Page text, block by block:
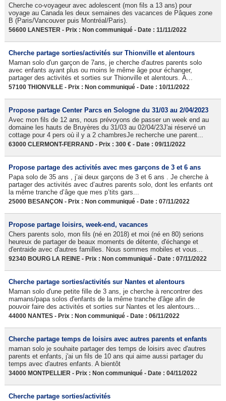
Cherche co-voyageur avec adolescent (mon fils a 13 ans) pour
voyage au Canada les deux semaines des vacances de Pâques zone
B (Paris/Vancouver puis Montréal/Paris).
56600 LANESTER - Prix : Non communiqué - Date : 11/11/2022
Cherche partage sorties/activités sur Thionville et alentours
Maman solo d'un garçon de 7ans, je cherche d'autres parents solo
avec enfants ayant plus ou moins le même âge pour échanger,
partager des activités et sorties sur Thionville et alentours. À...
57100 THIONVILLE - Prix : Non communiqué - Date : 10/11/2022
Propose partage Center Parcs en Sologne du 31/03 au 2/04/2023
Avec mon fils de 12 ans, nous prévoyons de passer un week end au
domaine les hauts de Bruyères du 31/03 au 02/04/23J'ai réservé un
cottage pour 4 pers où il y a 2 chambresJe recherche une parent...
63000 CLERMONT-FERRAND - Prix : 300 € - Date : 09/11/2022
Propose partage des activités avec mes garçons de 3 et 6 ans
Papa solo de 35 ans , j’ai deux garçons de 3 et 6 ans . Je cherche à
partager des activités avec d’autres parents solo, dont les enfants ont
la même tranche d’âge que mes p’tits gars...
25000 BESANÇON - Prix : Non communiqué - Date : 07/11/2022
Propose partage loisirs, week-end, vacances
Chers parents solo, mon fils (né en 2018) et moi (né en 80) serions
heureux de partager de beaux moments de détente, d'échange et
d'entraide avec d'autres familles. Nous sommes mobiles et vous...
92340 BOURG LA REINE - Prix : Non communiqué - Date : 07/11/2022
Cherche partage sorties/activités sur Nantes et alentours
Maman solo d'une petite fille de 3 ans, je cherche à rencontrer des
mamans/papa solos d'enfants de la même tranche d'âge afin de
pouvoir faire des activités et sorties sur Nantes et les alentours...
44000 NANTES - Prix : Non communiqué - Date : 06/11/2022
Cherche partage temps de loisirs avec autres parents et enfants
maman solo je souhaite partager des temps de loisirs avec d'autres
parents et enfants, j'ai un fils de 10 ans qui aime aussi partager du
temps avec d'autres enfants. A bientôt
34000 MONTPELLIER - Prix : Non communiqué - Date : 04/11/2022
Cherche partage sorties/activités